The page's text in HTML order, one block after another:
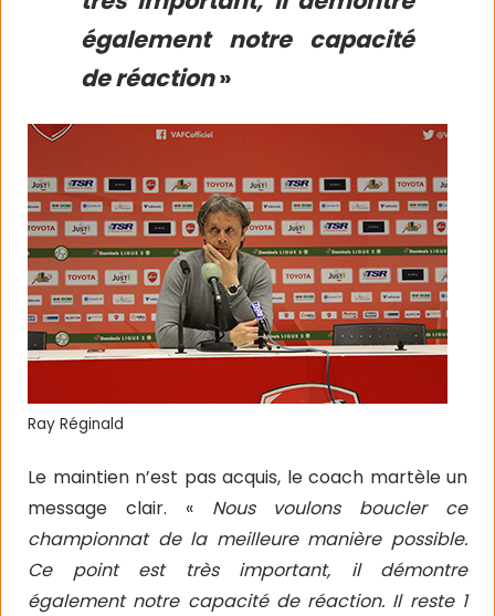
également notre capacité
de réaction»
Ray Réginald
Le maintien n’est pas acquis, le coach martèle un
message clair. «Nous voulons boucler ce
championnat de la meilleure manière possible.
Ce point est très important, il démontre
également notre capacité de réaction. Il reste 1